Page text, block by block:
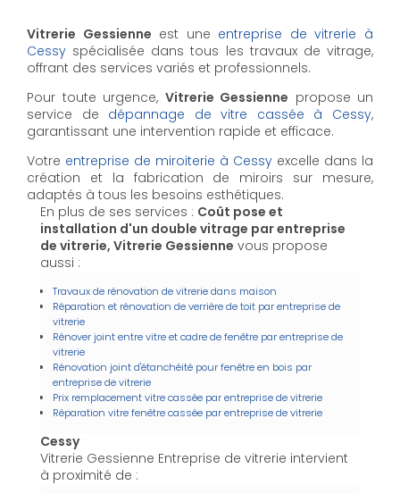
Vitrerie Gessienne est une entreprise de vitrerie à
Cessy spécialisée dans tous les travaux de vitrage,
offrant des services variés et professionnels.
Pour toute urgence, Vitrerie Gessienne propose un
service de dépannage de vitre cassée à Cessy,
garantissant une intervention rapide et efficace.
Votre entreprise de miroiterie à Cessy excelle dans la
création et la fabrication de miroirs sur mesure,
adaptés à tous les besoins esthétiques.
En plus de ses services : Coût pose et
installation d'un double vitrage par entreprise
de vitrerie, Vitrerie Gessienne vous propose
aussi :
Travaux de rénovation de vitrerie dans maison
Réparation et rénovation de verrière de toit par entreprise de
vitrerie
Rénover joint entre vitre et cadre de fenêtre par entreprise de
vitrerie
Rénovation joint d'étanchéité pour fenêtre en bois par
entreprise de vitrerie
Prix remplacement vitre cassée par entreprise de vitrerie
Réparation vitre fenêtre cassée par entreprise de vitrerie
Cessy
Vitrerie Gessienne Entreprise de vitrerie intervient
à proximité de :